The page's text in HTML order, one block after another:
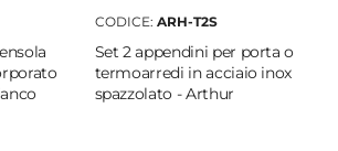
CODICE: ARH-T2S
Set 2 appendini per porta o
termoarredi in acciaio inox
spazzolato - Arthur